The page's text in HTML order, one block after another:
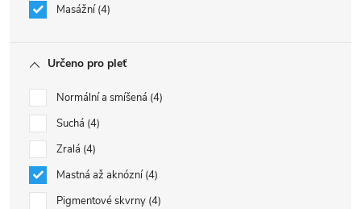
Masážní 4
Určeno pro pleť
Normální a smíšená 4
Suchá 4
Zralá 4
Mastná až aknózní 4
Pigmentové skvrny 4